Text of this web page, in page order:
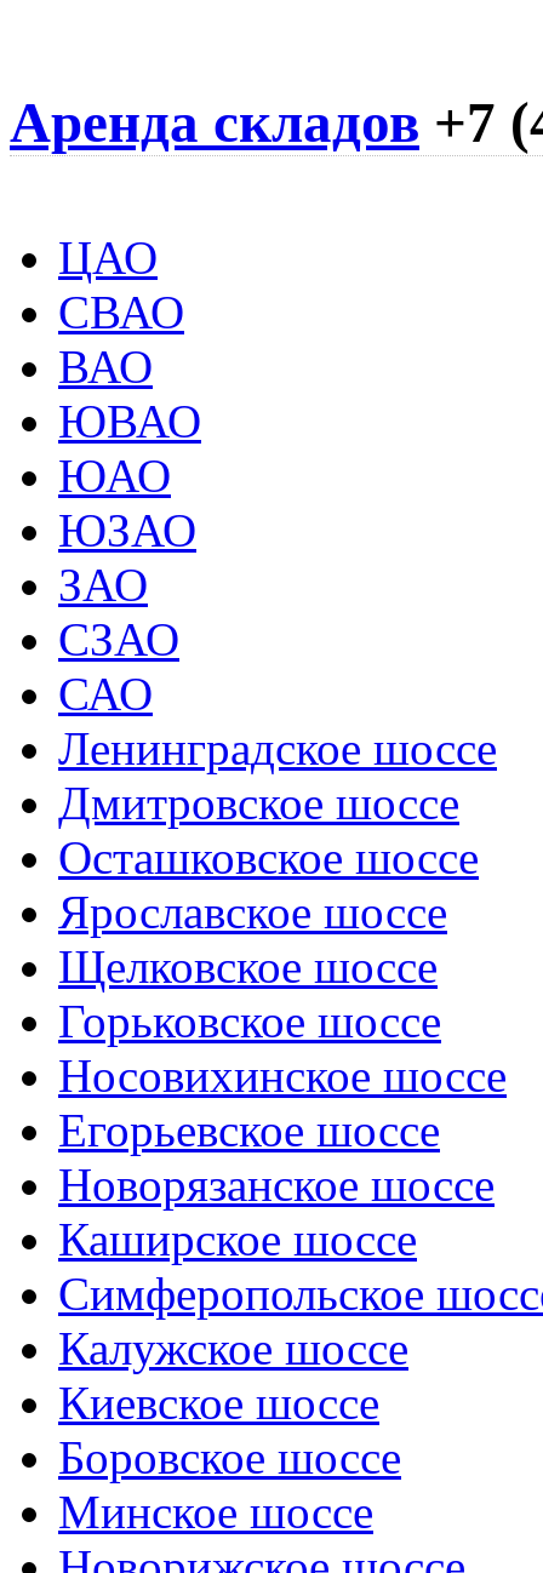
Аренда складов +7
ЦАО
СВАО
ВАО
ЮВАО
ЮАО
ЮЗАО
ЗАО
СЗАО
САО
Ленинградское шоссе
Дмитровское шоссе
Осташковское шоссе
Ярославское шоссе
Щелковское шоссе
Горьковское шоссе
Носовихинское шоссе
Егорьевское шоссе
Новорязанское шоссе
Каширское шоссе
Симферопольское
Калужское шоссе
Киевское шоссе
Боровское шоссе
Минское шоссе